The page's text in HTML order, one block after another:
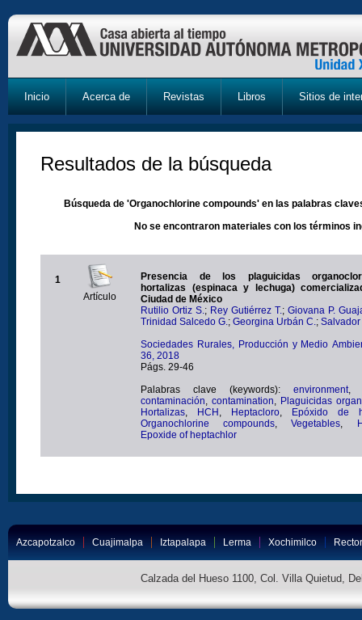
Inicio Acerca de Revistas Libros Sitios de
Resultados de la búsqueda
Búsqueda de 'Organochlorine compounds' en las palabras
No se encontraron materiales con los términos
1
Artículo
Presencia de los plaguicidas
hortalizas (espinaca y lechuga)
Ciudad de México
Rutilio Ortiz S. ; Rey Gutiérrez T. ; Giovana P.
Trinidad Salcedo G. ; Georgina Urbán C. ; Salvador
Sociedades Rurales, Producción y Medio
36, 2018
Págs. 29-46
Palabras clave (keywords): environment
contaminación
contamination
Plaguicidas
Hortalizas
HCH Heptacloro
Epóxido de
Organochlorine compounds
Vegetables
Epoxide of heptachlor
Azcapotzalco Cuajimalpa Iztapalapa Lerma Xochimilco
Calzada del Hueso 1100, Col. Villa Quietud,